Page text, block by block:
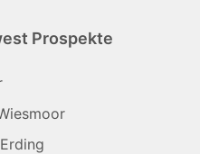
Prospekte